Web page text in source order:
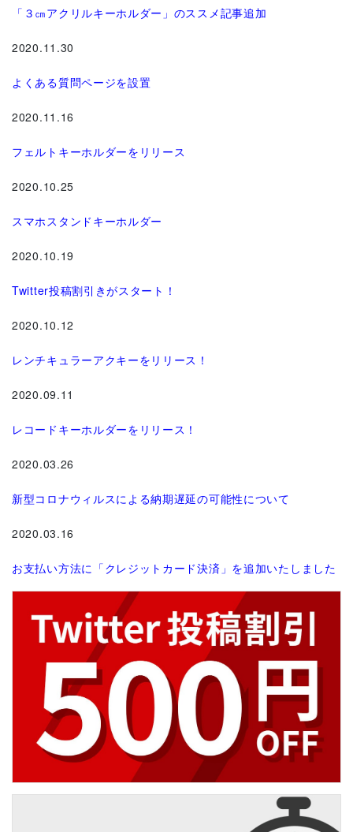
「３㎝アクリルキーホルダー」のススメ記事追加
2020.11.30
よくある質問ページを設置
2020.11.16
フェルトキーホルダーをリリース
2020.10.25
スマホスタンドキーホルダー
2020.10.19
Twitter投稿割引きがスタート！
2020.10.12
レンチキュラーアクキーをリリース！
2020.09.11
レコードキーホルダーをリリース！
2020.03.26
新型コロナウィルスによる納期遅延の可能性について
2020.03.16
お支払い方法に「クレジットカード決済」を追加いたしました